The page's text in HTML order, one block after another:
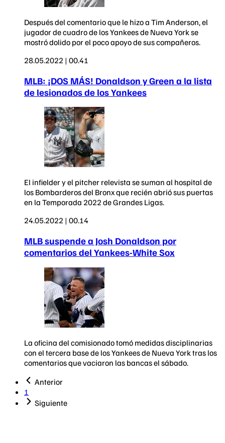
Después del comentario que le hizo a Tim Anderson, el
jugador de cuadro de los Yankees de Nueva York se
mostró dolido por el poco apoyo de sus compañeros.
28.05.2022 | 00.41
MLB: ¡DOS MÁS! Donaldson y Green a la lista
de lesionados de los Yankees
El infielder y el pitcher relevista se suman al hospital de
los Bombarderos del Bronx que recién abrió sus puertas
en la Temporada 2022 de Grandes Ligas.
24.05.2022 | 00.14
MLB suspende a Josh Donaldson por
comentarios del Yankees-White Sox
La oficina del comisionado tomó medidas disciplinarias
con el tercera base de los Yankees de Nueva York tras los
comentarios que vaciaron las bancas el sábado.
Anterior
1
Siguiente